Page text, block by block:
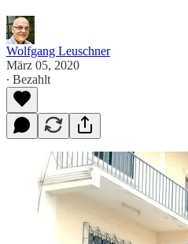
Wolfgang Leuschner
März 05, 2020
∙ Bezahlt